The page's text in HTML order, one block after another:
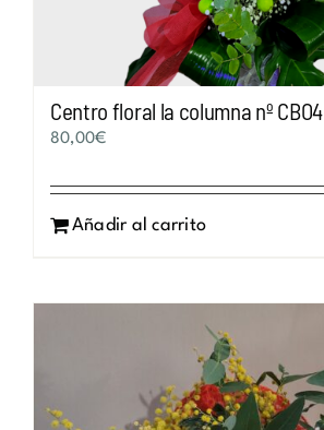
Centro floral la columna nº CBO4
80,00€
Añadir al carrito